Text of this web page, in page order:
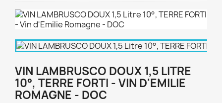
VIN LAMBRUSCO DOUX 1,5 LITRE
10°, TERRE FORTI - VIN D'EMILIE
ROMAGNE - DOC